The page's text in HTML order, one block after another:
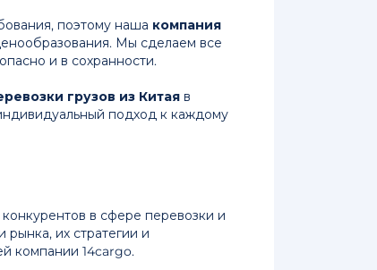
поэтому наша компания
Мы сделаем все
и в сохранности.
грузов из Китая в
подход к каждому
в сфере перевозки и
рынка, их стратегии и
компании 14cargo.